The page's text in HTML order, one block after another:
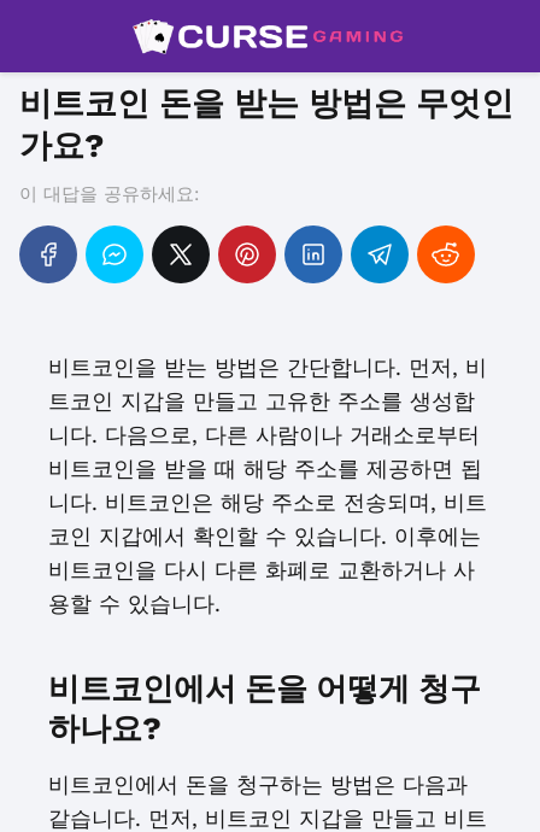
비트코인 돈을 받는 방법은 무엇인
가요?
이 대답을 공유하세요:
비트코인을 받는 방법은 간단합니다. 먼저, 비
트코인 지갑을 만들고 고유한 주소를 생성합
니다. 다음으로, 다른 사람이나 거래소로부터
비트코인을 받을 때 해당 주소를 제공하면 됩
니다. 비트코인은 해당 주소로 전송되며, 비트
코인 지갑에서 확인할 수 있습니다. 이후에는
비트코인을 다시 다른 화폐로 교환하거나 사
용할 수 있습니다.
비트코인에서 돈을 어떻게 청구
하나요?
비트코인에서 돈을 청구하는 방법은 다음과
같습니다. 먼저, 비트코인 지갑을 만들고 비트